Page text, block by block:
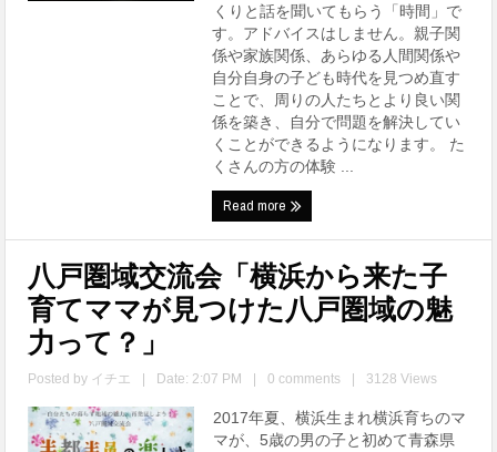
くりと話を聞いてもらう「時間」で
す。アドバイスはしません。親子関
係や家族関係、あらゆる人間関係や
自分自身の子ども時代を見つめ直す
ことで、周りの人たちとより良い関
係を築き、自分で問題を解決してい
くことができるようになります。 た
くさんの方の体験 ...
Read more
八戸圏域交流会「横浜から来た子
育てママが見つけた八戸圏域の魅
力って？」
Posted by イチエ Date: 2:07 PM 0 comments 3128 Views
2017年夏、横浜生まれ横浜育ちのマ
マが、5歳の男の子と初めて青森県